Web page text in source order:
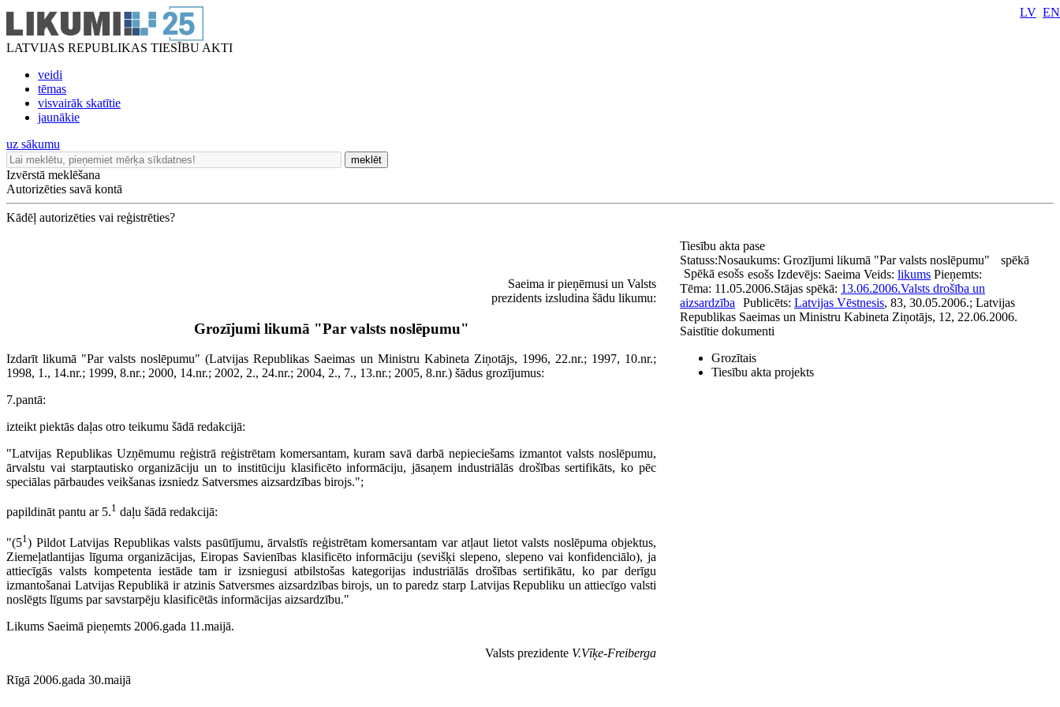
LATVIJAS REPUBLIKAS TIESĪBU AKTI
veidi
tēmas
visvairāk skatītie
jaunākie
LV EN
uz sākumu
meklēt
Izvērstā meklēšana
Autorizēties savā kontā
Kādēļ autorizēties vai reģistrēties?
Saeima ir pieņēmusi un Valsts
prezidents izsludina šādu likumu:
Grozījumi likumā "Par valsts noslēpumu"
Izdarīt likumā "Par valsts noslēpumu" (Latvijas Republikas Saeimas un Ministru Kabineta Ziņotājs, 1996, 22.nr.; 1997, 10.nr.;
1998, 1., 14.nr.; 1999, 8.nr.; 2000, 14.nr.; 2002, 2., 24.nr.; 2004, 2., 7., 13.nr.; 2005, 8.nr.) šādus grozījumus:
7.pantā:
izteikt piektās daļas otro teikumu šādā redakcijā:
"Latvijas Republikas Uzņēmumu reģistrā reģistrētam komersantam, kuram savā darbā nepieciešams izmantot valsts noslēpumu,
ārvalstu vai starptautisko organizāciju un to institūciju klasificēto informāciju, jāsaņem industriālās drošības sertifikāts, ko pēc
speciālas pārbaudes veikšanas izsniedz Satversmes aizsardzības birojs.";
papildināt pantu ar 5.1 daļu šādā redakcijā:
"(51 ) Pildot Latvijas Republikas valsts pasūtījumu, ārvalstīs reģistrētam komersantam var atļaut lietot valsts noslēpuma objektus,
Ziemeļatlantijas līguma organizācijas, Eiropas Savienības klasificēto informāciju (sevišķi slepeno, slepeno vai konfidenciālo), ja
attiecīgās valsts kompetenta iestāde tam ir izsniegusi atbilstošas kategorijas industriālās drošības sertifikātu, ko par derīgu
izmantošanai Latvijas Republikā ir atzinis Satversmes aizsardzības birojs, un to paredz starp Latvijas Republiku un attiecīgo valsti
noslēgts līgums par savstarpēju klasificētās informācijas aizsardzību."
Likums Saeimā pieņemts 2006.gada 11.maijā.
Valsts prezidente V.Vīķe-Freiberga
Rīgā 2006.gada 30.maijā
Tiesību akta pase
Nosaukums: Grozījumi likumā "Par valsts noslēpumu"
Statuss:
Spēkā esošs
spēkā
esošs Izdevējs: Saeima Veids: likums Pieņemts:
11.05.2006.Stājas spēkā: 13.06.2006.
Tēma:
Valsts drošība un
aizsardzība
Publicēts: Latvijas Vēstnesis, 83, 30.05.2006.; Latvijas
Republikas Saeimas un Ministru Kabineta Ziņotājs, 12, 22.06.2006.
Saistītie dokumenti
Grozītais
Tiesību akta projekts